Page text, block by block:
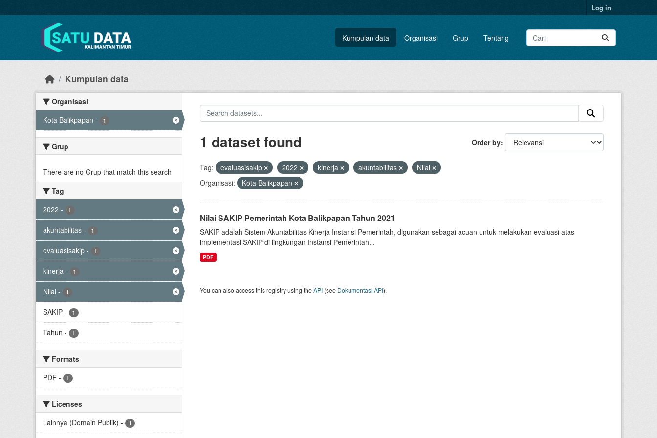
Log in
Kumpulan data Organisasi Grup Tentang
Kumpulan data
Organisasi
Kota Balikpapan - 1
Grup
There are no Grup that match this search
Tag
2022 - 1
akuntabilitas - 1
evaluasisakip - 1
kinerja - 1
Nilai - 1
SAKIP - 1
Tahun - 1
Formats
PDF - 1
Licenses
Lainnya (Domain Publik) - 1
Order by
1 dataset found
Tag: evaluasisakip 2022 kinerja akuntabilitas
Nilai
Organisasi:
Kota Balikpapan
Nilai SAKIP Pemerintah Kota Balikpapan Tahun 2021
SAKIP adalah Sistem Akuntabilitas Kinerja Instansi Pemerintah, digunakan sebagai acuan untuk melakukan evaluasi atas
implementasi SAKIP di lingkungan Instansi Pemerintah...
PDF
You can also access this registry using theAPI(see Dokumentasi API).